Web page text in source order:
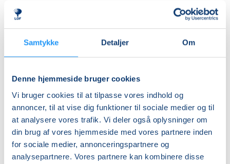
Samtykke Detaljer Om
Denne hjemmeside bruger cookies
Vi bruger cookies til at tilpasse vores indhold og
annoncer, til at vise dig funktioner til sociale medier og til
at analysere vores trafik. Vi deler også oplysninger om
din brug af vores hjemmeside med vores partnere inden
for sociale medier, annonceringspartnere og
analysepartnere. Vores partnere kan kombinere disse
Indlæser frie pladser...
Betal med
Priser
Almen
DKK 295,00